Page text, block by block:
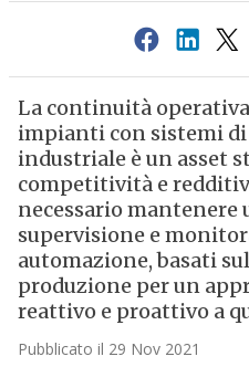
La continuità
impianti con sistemi
industriale è un asset
competitività e
necessario
supervisione e
automazione, basati
produzione per un
reattivo e proattivo a
Pubblicato il 29 Nov 2021